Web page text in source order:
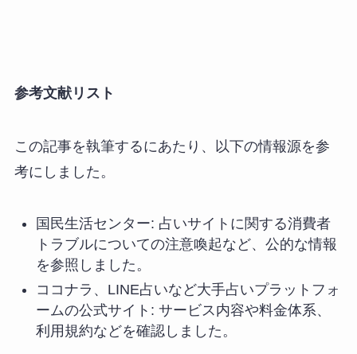
参考文献リスト
この記事を執筆するにあたり、以下の情報源を参
考にしました。
国民生活センター: 占いサイトに関する消費者
トラブルについての注意喚起など、公的な情報
を参照しました。
ココナラ、LINE占いなど大手占いプラットフォ
ームの公式サイト: サービス内容や料金体系、
利用規約などを確認しました。